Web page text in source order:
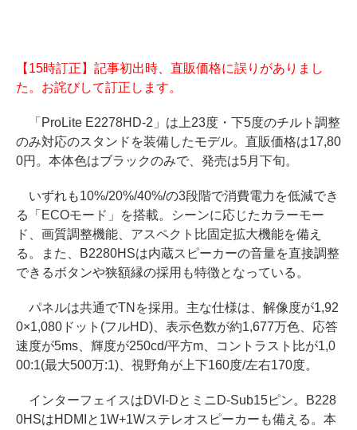
【15時訂正】記事初出時、直販価格に誤りがありまし
た。お詫びして訂正します。
「ProLite E2278HD-2」は上23度・下5度のチルト調整
のみ対応のスタンドを装備したモデル。直販価格は17,80
0円。本体色はブラックのみで、発売は5月下旬。
いずれも10%/20%/40%/の3段階で消費電力を低減でき
る「ECOモード」を搭載。シーンに応じたカラーモー
ド、画質調整機能、アスペクト比固定拡大機能を備え
る。また、B2280HSは内蔵スピーカーの音量を直接調整
できるボタンや狭額縁の採用も特徴となっている。
パネルは共通でTNを採用。主な仕様は、解像度が1,92
0×1,080ドット(フルHD)、表示色数が約1,677万色、応答
速度が5ms、輝度が250cd/平方m、コントラスト比が1,0
00:1(最大500万:1)、視野角が上下160度/左右170度。
インターフェイスはDVI-DとミニD-Sub15ピン。B228
0HSはHDMIと1W+1Wステレオスピーカーも備える。本